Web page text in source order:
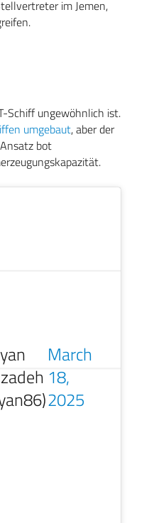
im Jemen,
Schiff ungewöhnlich ist.
umgebaut, aber der
bot
March
18,
2025